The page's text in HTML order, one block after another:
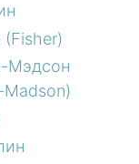
Мэдсон
Madson)